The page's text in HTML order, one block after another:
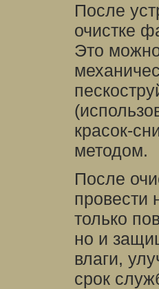
После
очистке
Это
красок-
методом.
После
провести
только
но и
влаги,
срок